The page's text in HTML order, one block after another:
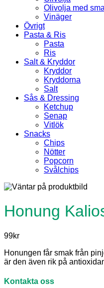
Olivolja med
Vinäger
Övrigt
Pasta & Ris
Pasta
Ris
Salt & Kryddor
Kryddor
Kryddorna
Salt
Sås & Dressing
Ketchup
Senap
Vitlök
Snacks
Chips
Nötter
Popcorn
Svålchips
Honung
99kr
Honungen får smak från
är den även rik på
Kontakta oss